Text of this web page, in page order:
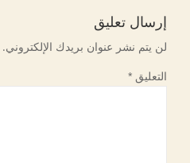
إرسال تعليق
لن يتم نشر عنوان بريدك الإلكتروني.
التعليق*